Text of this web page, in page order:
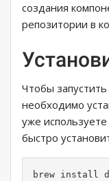
создания
репозитории в
Чтобы
необходимо
уже
быстро
brew install